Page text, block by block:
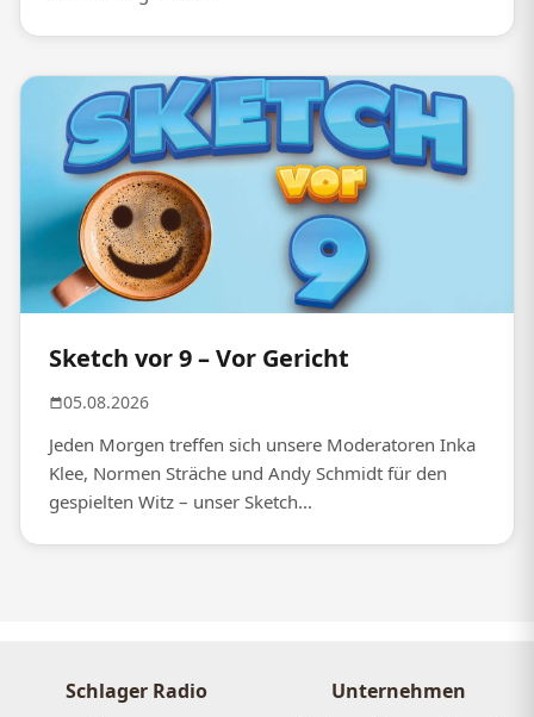
Sketch vor 9 – Vor Gericht
05.08.2026
Jeden Morgen treffen sich unsere Moderatoren Inka
Klee, Normen Sträche und Andy Schmidt für den
gespielten Witz – unser Sketch...
Schlager Radio Unternehmen